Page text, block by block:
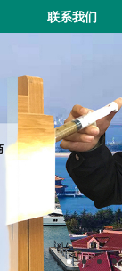
联系我们